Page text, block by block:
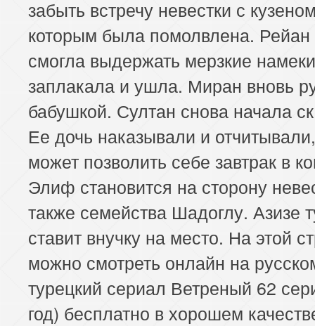
забыть встречу невестки с
которым была помолвлена. Рейан
смогла выдержать мерзкие
заплакала и ушла. Миран вновь
бабушкой. Султан снова начала
Ее дочь наказывали и
может позволить себе завтрак в
Элиф становится на сторону
также семейства Шадоглу. Азизе
ставит внучку на место. На этой
можно смотреть онлайн на
турецкий сериал Ветреный 62
год) бесплатно в хорошем